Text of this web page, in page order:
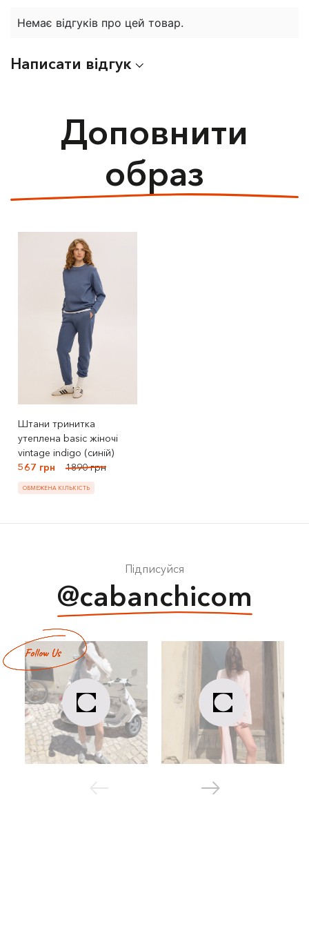
Немає відгуків про цей товар.
Написати відгук
Доповнити
образ
Штани тринитка
утеплена basic жіночі
vintage indigo (синій)
567 грн
1890 грн
ОБМЕЖЕНА КІЛЬКІСТЬ
Підписуйся
@cabanchicom